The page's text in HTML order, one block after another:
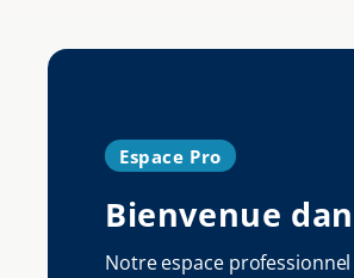
Espace Pro
Bienvenue
Notre espace